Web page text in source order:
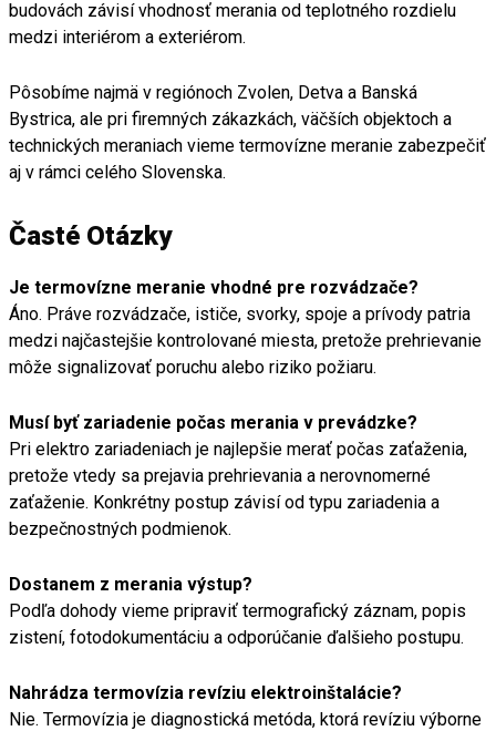
budovách závisí vhodnosť merania od teplotného rozdielu
medzi interiérom a exteriérom.
Pôsobíme najmä v regiónoch Zvolen, Detva a Banská
Bystrica, ale pri firemných zákazkách, väčších objektoch a
technických meraniach vieme termovízne meranie zabezpečiť
aj v rámci celého Slovenska.
Časté Otázky
Je termovízne meranie vhodné pre rozvádzače?
Áno. Práve rozvádzače, ističe, svorky, spoje a prívody patria
medzi najčastejšie kontrolované miesta, pretože prehrievanie
môže signalizovať poruchu alebo riziko požiaru.
Musí byť zariadenie počas merania v prevádzke?
Pri elektro zariadeniach je najlepšie merať počas zaťaženia,
pretože vtedy sa prejavia prehrievania a nerovnomerné
zaťaženie. Konkrétny postup závisí od typu zariadenia a
bezpečnostných podmienok.
Dostanem z merania výstup?
Podľa dohody vieme pripraviť termografický záznam, popis
zistení, fotodokumentáciu a odporúčanie ďalšieho postupu.
Nahrádza termovízia revíziu elektroinštalácie?
Nie. Termovízia je diagnostická metóda, ktorá revíziu výborne